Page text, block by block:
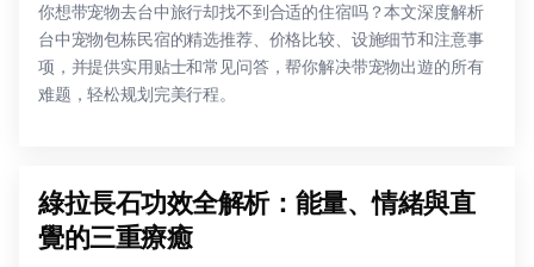
你想带宠物去台中旅行却找不到合适的住宿吗？本文深度解析
台中宠物包栋民宿的精选推荐、价格比较、设施细节和注意事
项，并提供实用贴士和常见问答，帮你解决带宠物出遊的所有
难题，轻松规划完美行程。
綠拉長石功效全解析：能量、情緒與直
覺的三重療癒